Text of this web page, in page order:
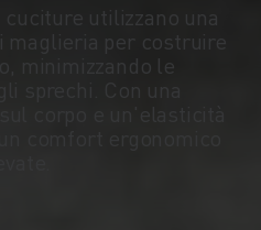
cuciture utilizzano una
maglieria per costruire
minimizzando le
sprechi. Con una
corpo e un'elasticità